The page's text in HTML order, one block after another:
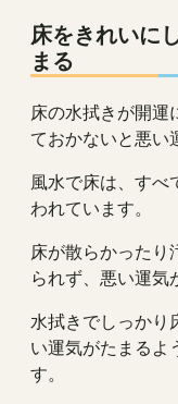
床をきれいに
まる
床の水拭きが開運
ておかないと悪い
風水で床は、すべ
われています。
床が散らかったり
られず、悪い運気
水拭きでしっかり
い運気がたまるよ
す。